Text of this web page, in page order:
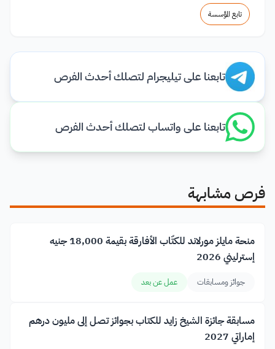
تابع المؤسسة
تابعنا على تيليجرام لتصلك أحدث الفرص
تابعنا على واتساب لتصلك أحدث الفرص
فرص مشابهة
منحة مايلز مورلاند للكتّاب الأفارقة بقيمة 18,000 جنيه
إسترليني 2026
جوائز ومسابقات عمل عن بعد
مسابقة جائزة الشيخ زايد للكتاب بجوائز تصل إلى مليون درهم
إماراتي 2027